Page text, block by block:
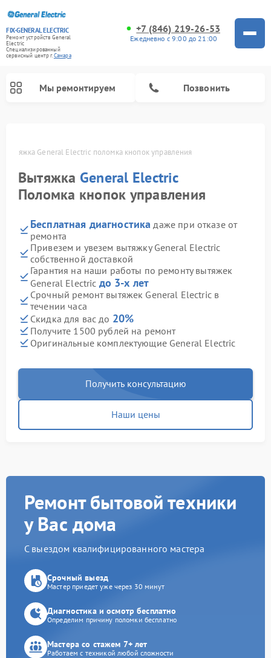
FIX-GENERAL ELECTRIC
Ремонт устройств General
Electric
Специализированный
cервисный центр г.Самара
+7 (846) 219-26-53
Ежедневно с 9:00 до 21:00
Мы ремонтируем Позвонить
Вытяжка General Electric поломка кнопок управления
Вытяжка General Electric
Поломка кнопок управления
Бесплатная диагностика даже при отказе от
ремонта
Привезем и увезем вытяжку General Electric
собственной доставкой
Гарантия на наши работы по ремонту вытяжек
General Electric до 3-х лет
Срочный ремонт вытяжек General Electric в
течении часа
Скидка для вас до 20%
Получите 1500 рублей на ремонт
Оригинальные комплектующие General Electric
Получить консультацию
Наши цены
Ремонт бытовой техники
у Вас дома
С выездом квалифицированного мастера
Срочный выезд
Мастер приедет уже через 30 минут
Диагностика и осмотр бесплатно
Определим причину поломки бесплатно
Мастера со стажем 7+ лет
Работаем с техникой любой сложности